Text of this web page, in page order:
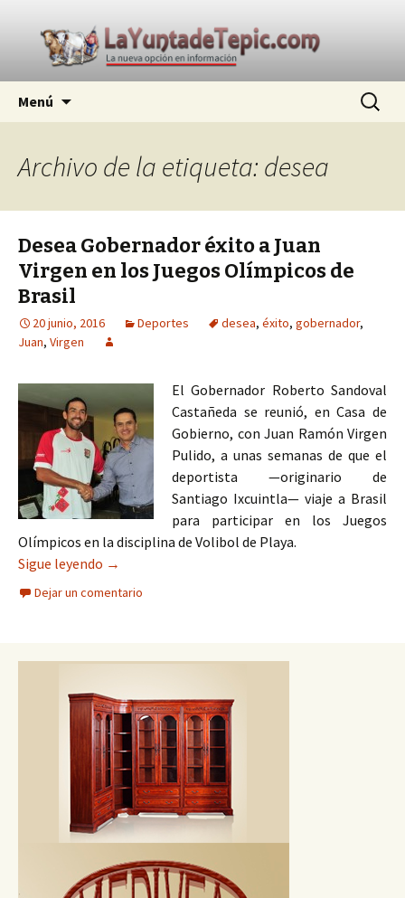
La Yunta de Tepic
La nueva opción en información
Menú Buscar:
Archivo de la etiqueta: desea
Desea Gobernador éxito a Juan
Virgen en los Juegos Olímpicos de
Brasil
20 junio, 2016 Deportes desea, éxito, gobernador,
Juan, Virgen
El Gobernador Roberto Sandoval
Castañeda se reunió, en Casa de
Gobierno, con Juan Ramón Virgen
Pulido, a unas semanas de que el
deportista —originario de
Santiago Ixcuintla— viaje a Brasil
para participar en los Juegos
Olímpicos en la disciplina de Volibol de Playa.
Sigue leyendo Desea Gobernador éxito a Juan Virgen en los
→
Dejar un comentario